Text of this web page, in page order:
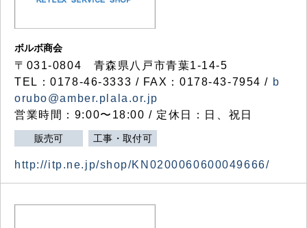
ボルボ商会
〒031-0804 青森県八戸市青葉1-14-5
TEL：0178-46-3333 / FAX：0178-43-7954 / b
orubo@amber.plala.or.jp
営業時間：9:00〜18:00 / 定休日：日、祝日
販売可 工事・取付可
http://itp.ne.jp/shop/KN0200060600049666/